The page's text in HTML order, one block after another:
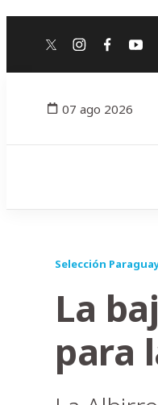
twitterinstagram
07 ago 2026
Selección
La
para